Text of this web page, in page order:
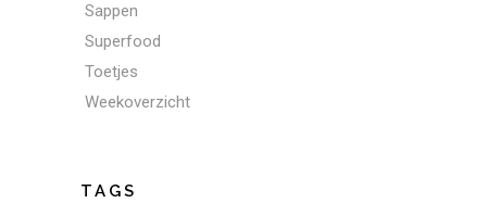
Sappen
Superfood
Toetjes
Weekoverzicht
TAGS